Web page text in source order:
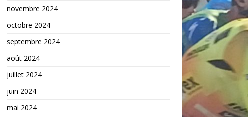
novembre 2024
octobre 2024
septembre 2024
août 2024
juillet 2024
juin 2024
mai 2024